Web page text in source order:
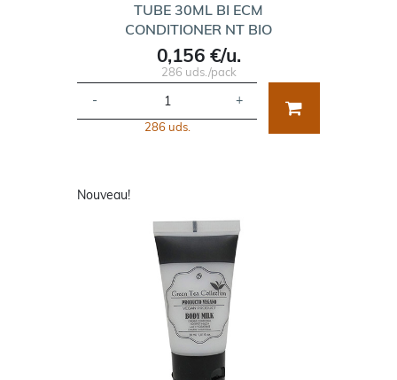
TUBE 30ML BI ECM
CONDITIONER NT BIO
0,156 €/u.
286 uds./pack
- +
286 uds.
Nouveau!